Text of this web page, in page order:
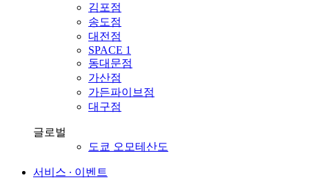
김포점
송도점
대전점
SPACE 1
동대문점
가산점
가든파이브점
대구점
글로벌
도쿄 오모테산도
서비스 ∙ 이벤트